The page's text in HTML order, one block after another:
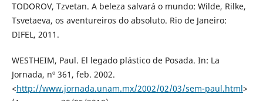
TODOROV, Tzvetan. A beleza salvará o mundo: Wilde, Rilke,
Tsvetaeva, os aventureiros do absoluto. Rio de Janeiro:
DIFEL, 2011.
WESTHEIM, Paul. El legado plástico de Posada. In: La
Jornada, nº 361, feb. 2002.
<http://www.jornada.unam.mx/2002/02/03/sem-paul.html>